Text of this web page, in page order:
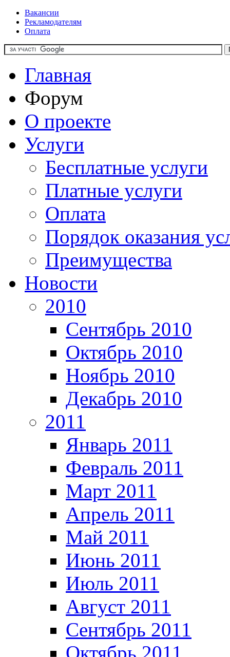
Вакансии
Рекламодателям
Оплата
Главная
Форум
О проекте
Услуги
Бесплатные услуги
Платные услуги
Оплата
Порядок оказания
Преимущества
Новости
2010
Сентябрь 2010
Октябрь 2010
Ноябрь 2010
Декабрь 2010
2011
Январь 2011
Февраль 2011
Март 2011
Апрель 2011
Май 2011
Июнь 2011
Июль 2011
Август 2011
Сентябрь 2011